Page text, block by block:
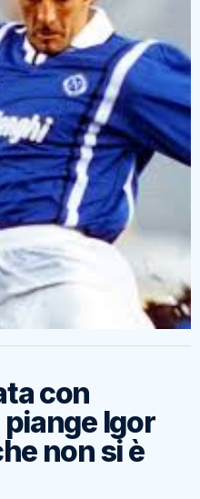
con
piange Igor
non si è